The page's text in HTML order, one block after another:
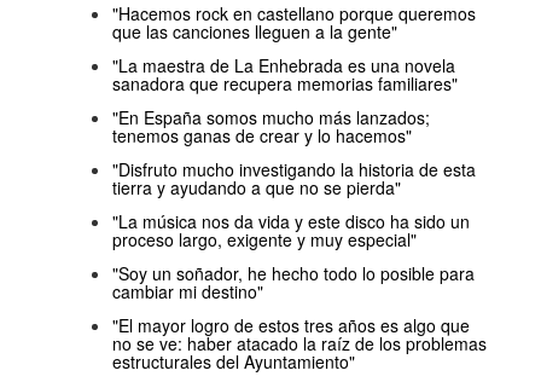
"Hacemos rock en castellano porque queremos
que las canciones lleguen a la gente"
"La maestra de La Enhebrada es una novela
sanadora que recupera memorias familiares"
"En España somos mucho más lanzados;
tenemos ganas de crear y lo hacemos"
"Disfruto mucho investigando la historia de esta
tierra y ayudando a que no se pierda"
"La música nos da vida y este disco ha sido un
proceso largo, exigente y muy especial"
"Soy un soñador, he hecho todo lo posible para
cambiar mi destino"
"El mayor logro de estos tres años es algo que
no se ve: haber atacado la raíz de los problemas
estructurales del Ayuntamiento"